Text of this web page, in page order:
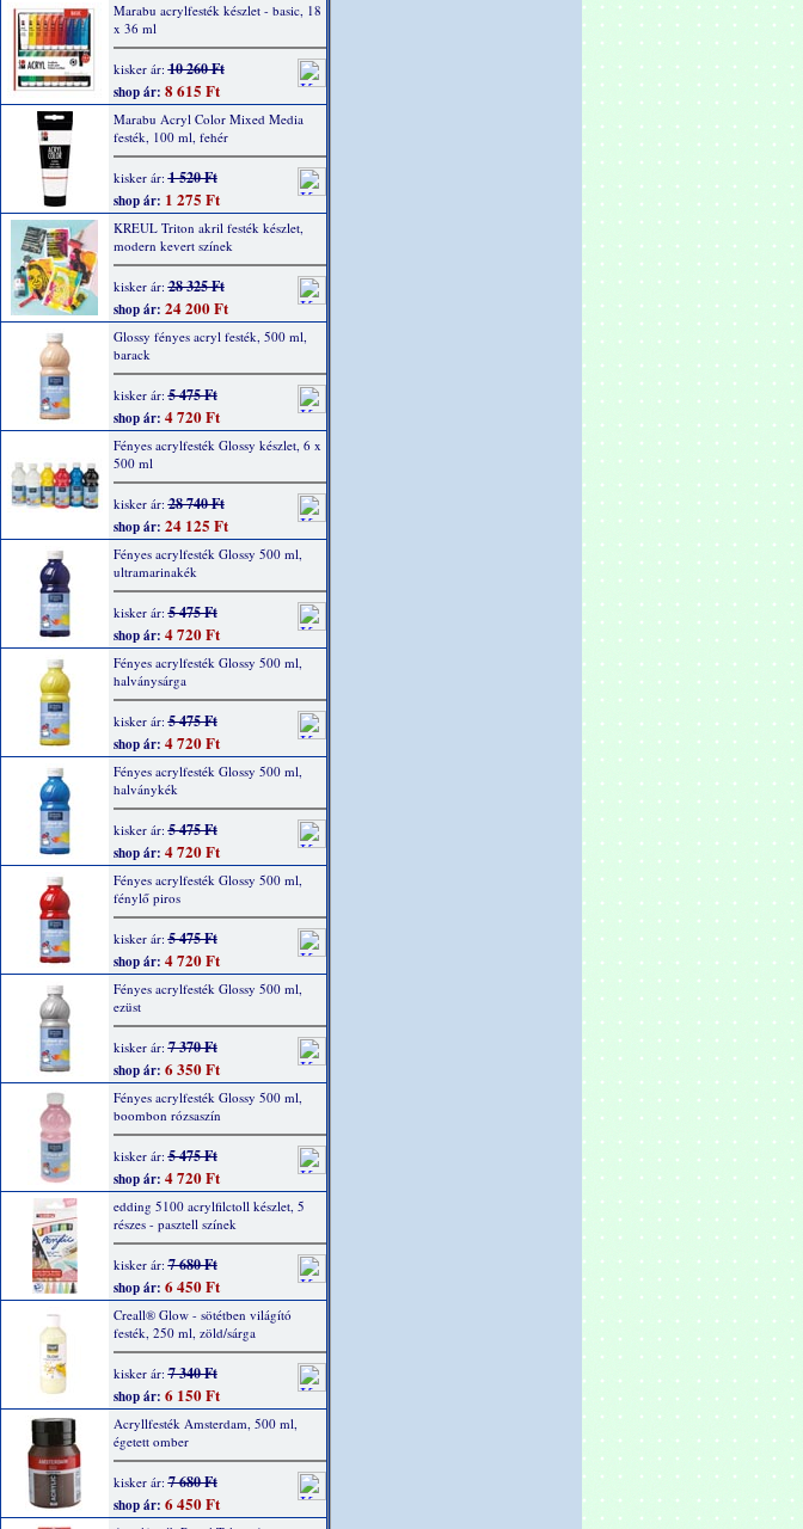
Marabu acrylfesték készlet - basic, 18
x 36 ml
kisker ár:10 260 Ft
shop ár: 8 615 Ft
Marabu Acryl Color Mixed Media
festék, 100 ml, fehér
kisker ár:1 520 Ft
shop ár: 1 275 Ft
KREUL Triton akril festék készlet,
modern kevert színek
kisker ár:28 325 Ft
shop ár: 24 200 Ft
Glossy fényes acryl festék, 500 ml,
barack
kisker ár:5 475 Ft
shop ár: 4 720 Ft
Fényes acrylfesték Glossy készlet, 6 x
500 ml
kisker ár:28 740 Ft
shop ár: 24 125 Ft
Fényes acrylfesték Glossy 500 ml,
ultramarinakék
kisker ár:5 475 Ft
shop ár: 4 720 Ft
Fényes acrylfesték Glossy 500 ml,
halványsárga
kisker ár:5 475 Ft
shop ár: 4 720 Ft
Fényes acrylfesték Glossy 500 ml,
halványkék
kisker ár:5 475 Ft
shop ár: 4 720 Ft
Fényes acrylfesték Glossy 500 ml,
fénylő piros
kisker ár:5 475 Ft
shop ár: 4 720 Ft
Fényes acrylfesték Glossy 500 ml,
ezüst
kisker ár:7 370 Ft
shop ár: 6 350 Ft
Fényes acrylfesték Glossy 500 ml,
boombon rózsaszín
kisker ár:5 475 Ft
shop ár: 4 720 Ft
edding 5100 acrylfilctoll készlet, 5
részes - pasztell színek
kisker ár:7 680 Ft
shop ár: 6 450 Ft
Creall® Glow - sötétben világító
festék, 250 ml, zöld/sárga
kisker ár:7 340 Ft
shop ár: 6 150 Ft
Acryllfesték Amsterdam, 500 ml,
égetett omber
kisker ár:7 680 Ft
shop ár: 6 450 Ft